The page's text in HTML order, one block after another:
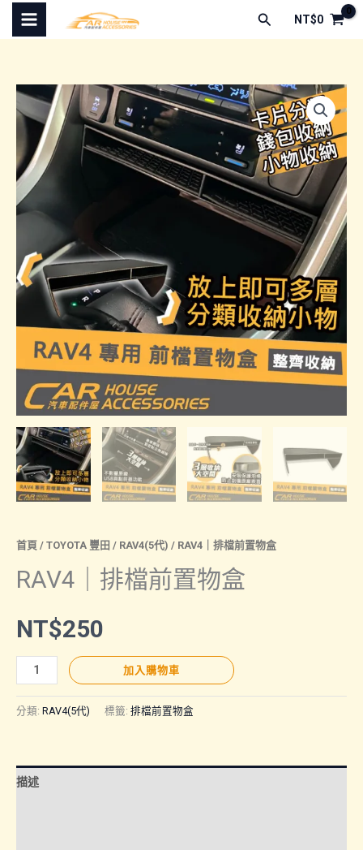
搜
尋
NT$0
首頁 / TOYOTA 豐田 / RAV4(5代) / RAV4｜排檔前置物盒
RAV4｜排檔前置物盒
NT$250
RAV4
｜
排
置
物
加入購物車
分類: RAV4(5代) 標籤: 排檔前置物盒
描述